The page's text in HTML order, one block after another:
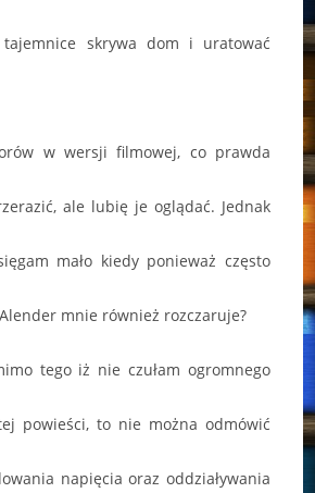
skrywa dom i uratować
w wersji filmowej, co prawda
ale lubię je oglądać. Jednak
mało kiedy ponieważ często
mnie również rozczaruje?
tego iż nie czułam ogromnego
powieści, to nie można odmówić
napięcia oraz oddziaływania